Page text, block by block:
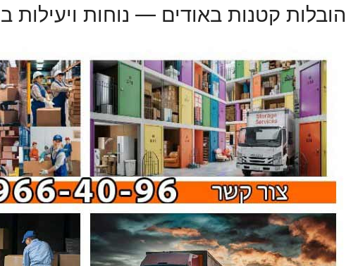
הובלות קטנות באודים — נוחות ויעילות